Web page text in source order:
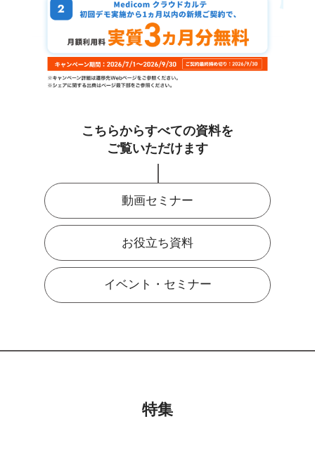
こちらからすべての資料を
ご覧いただけます
動画セミナー
お役立ち資料
イベント・セミナー
特集